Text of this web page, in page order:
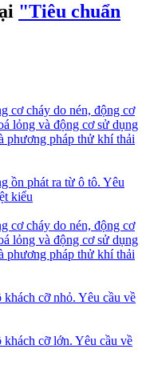
"Tiêu chuẩn
cơ cháy do nén, động cơ
lỏng và động cơ sử dụng
phương pháp thử khí thải
ồn phát ra từ ô tô. Yêu
kiểu
cơ cháy do nén, động cơ
lỏng và động cơ sử dụng
phương pháp thử khí thải
cỡ nhỏ. Yêu cầu về
cỡ lớn. Yêu cầu về